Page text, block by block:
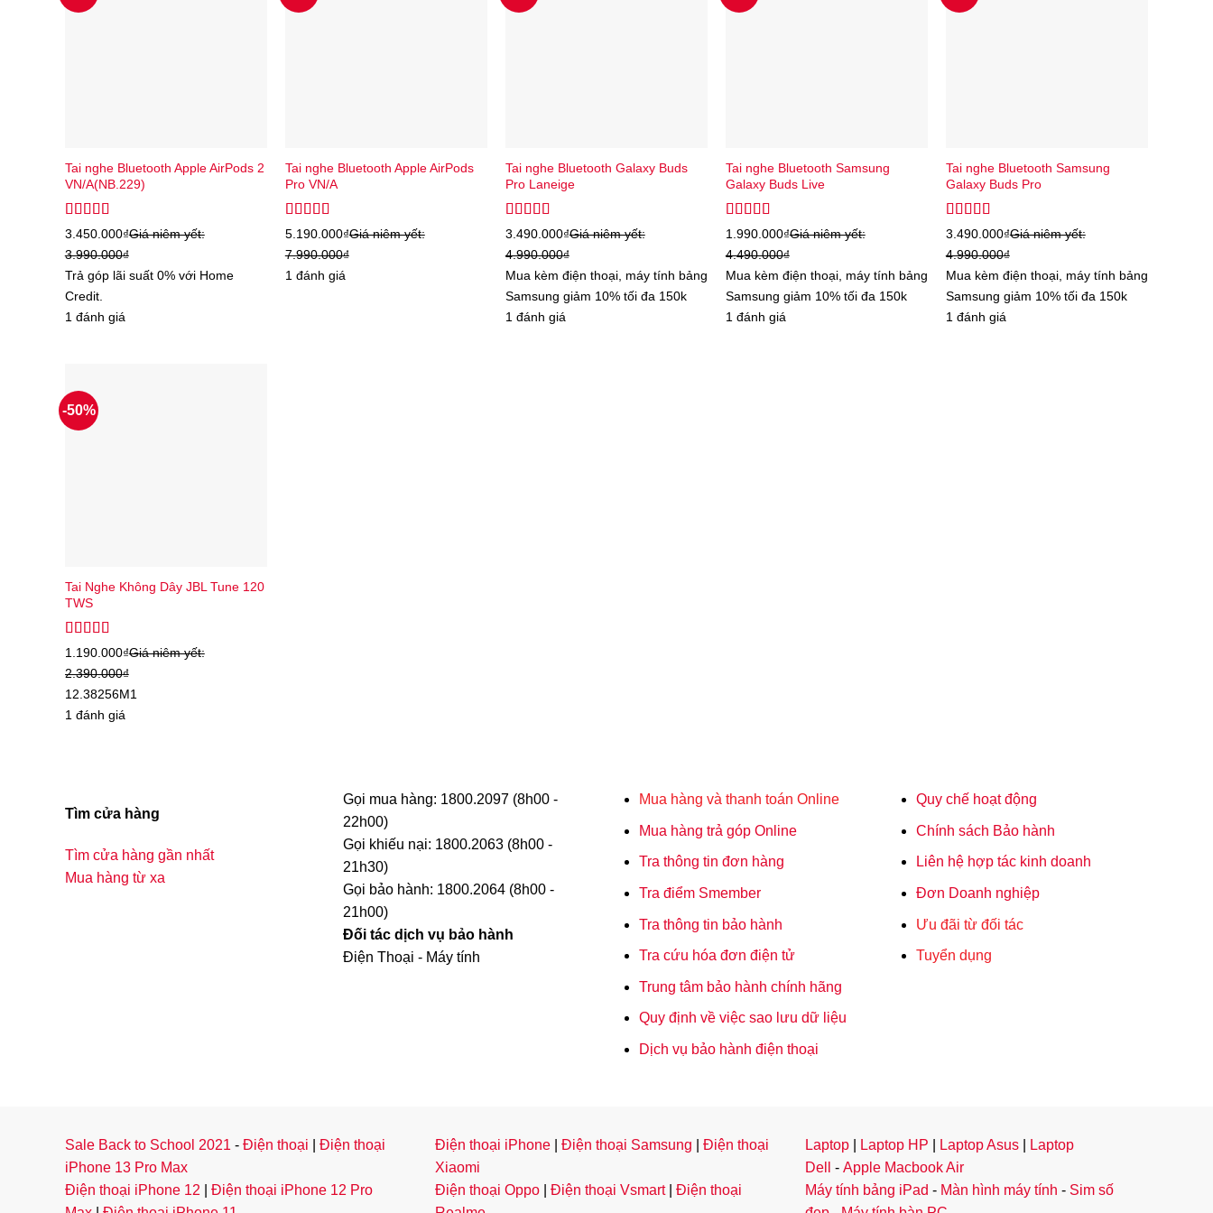
Tai nghe Bluetooth Apple AirPods 2
VN/A(NB.229)
Được xếp
sao
3.450.000₫Giá niêm yết:
3.990.000₫
Trả góp lãi suất 0% với Home
Credit.
1 đánh giá
Tai nghe Bluetooth Apple AirPods
Pro VN/A
Được xếp
sao
5.190.000₫Giá niêm yết:
7.990.000₫
1 đánh giá
Tai nghe Bluetooth Galaxy Buds
Pro Laneige
Được xếp
sao
3.490.000₫Giá niêm yết:
4.990.000₫
Mua kèm điện thoại, máy tính bảng
Samsung giảm 10% tối đa 150k
1 đánh giá
Tai nghe Bluetooth Samsung
Galaxy Buds Live
Được xếp
sao
1.990.000₫Giá niêm yết:
4.490.000₫
Mua kèm điện thoại, máy tính bảng
Samsung giảm 10% tối đa 150k
1 đánh giá
Tai nghe Bluetooth Samsung
Galaxy Buds Pro
Được xếp
sao
3.490.000₫Giá niêm yết:
4.990.000₫
Mua kèm điện thoại, máy tính bảng
Samsung giảm 10% tối đa 150k
1 đánh giá
-50%
Tai Nghe Không Dây JBL Tune 120
TWS
Được xếp
sao
1.190.000₫Giá niêm yết:
2.390.000₫
12.38256M1
1 đánh giá
Tìm cửa hàng
Tìm cửa hàng gần nhất
Mua hàng từ xa
Gọi mua hàng: 1800.2097 (8h00 -
22h00)
Gọi khiếu nại: 1800.2063 (8h00 -
21h30)
Gọi bảo hành: 1800.2064 (8h00 -
21h00)
Đối tác dịch vụ bảo hành
Điện Thoại - Máy tính
Mua hàng và thanh toán Online
Mua hàng trả góp Online
Tra thông tin đơn hàng
Tra điểm Smember
Tra thông tin bảo hành
Tra cứu hóa đơn điện tử
Trung tâm bảo hành chính hãng
Quy định về việc sao lưu dữ liệu
Dịch vụ bảo hành điện thoại
Quy chế hoạt động
Chính sách Bảo hành
Liên hệ hợp tác kinh doanh
Đơn Doanh nghiệp
Ưu đãi từ đối tác
Tuyển dụng
Sale Back to School 2021 - Điện thoại
Điện thoại
iPhone 13 Pro Max
Điện thoại iPhone 12
Điện thoại iPhone 12 Pro
Điện thoại iPhone Điện thoại Samsung
Điện thoại
Xiaomi
Điện thoại Oppo
Điện thoại Vsmart| Điện thoại
Laptop Laptop HP Laptop Asus
Laptop
Dell
- Apple Macbook Air
Máy tính bảng iPad - Màn hình máy tính - Sim số